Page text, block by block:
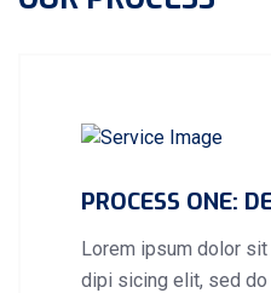
PROCESS ONE:
Lorem ipsum dolor
dipi sicing elit, sed